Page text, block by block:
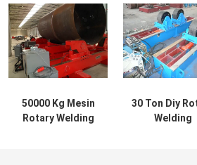
50000 Kg Mesin
Rotary Welding
30 Ton Diy
Welding